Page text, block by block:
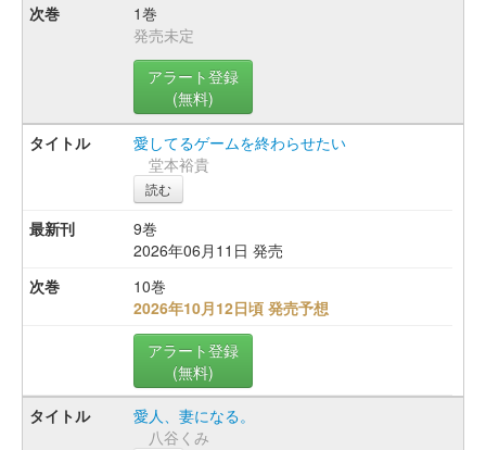
1巻
発売未定
アラート登録
(無料)
愛してるゲームを終わらせたい
堂本裕貴
読む
9巻
2026年06月11日 発売
10巻
2026年10月12日頃 発売予想
アラート登録
(無料)
愛人、妻になる。
八谷くみ